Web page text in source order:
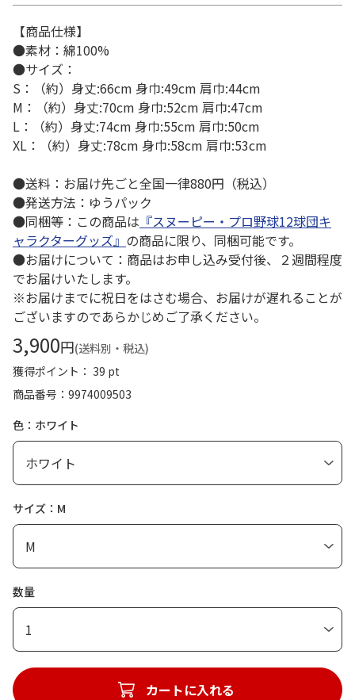
【商品仕様】
●素材：綿100%
●サイズ：
S：（約）身丈:66cm 身巾:49cm 肩巾:44cm
M：（約）身丈:70cm 身巾:52cm 肩巾:47cm
L：（約）身丈:74cm 身巾:55cm 肩巾:50cm
XL：（約）身丈:78cm 身巾:58cm 肩巾:53cm
●送料：お届け先ごと全国一律880円（税込）
●発送方法：ゆうパック
●同梱等：この商品は 『スヌーピー・プロ野球12球団キ
ャラクターグッズ』 の商品に限り、同梱可能です。
●お届けについて：商品はお申し込み受付後、２週間程度
でお届けいたします。
※お届けまでに祝日をはさむ場合、お届けが遅れることが
ございますのであらかじめご了承ください。
3,900円(送料別・税込)
獲得ポイント： 39 pt
商品番号
9974009503
色：ホワイト
サイズ：M
数量
1
カートに入れる